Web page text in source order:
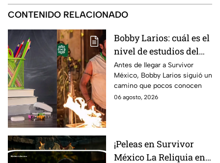
CONTENIDO RELACIONADO
Bobby Larios: cuál es el
nivel de estudios del
primer eliminado de
Survivor México La
Reliquia en Llamas
Antes de llegar a Survivor
México, Bobby Larios siguió un
camino que pocos conocen
06 agosto, 2026
¡Peleas en Survivor
México La Reliquia en